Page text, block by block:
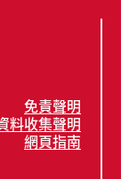
免責聲明
料收集聲明
網頁指南